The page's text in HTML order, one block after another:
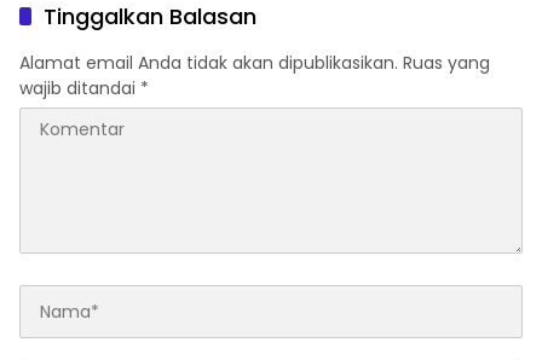
Tinggalkan Balasan
Alamat email Anda tidak akan dipublikasikan. Ruas yang
wajib ditandai *